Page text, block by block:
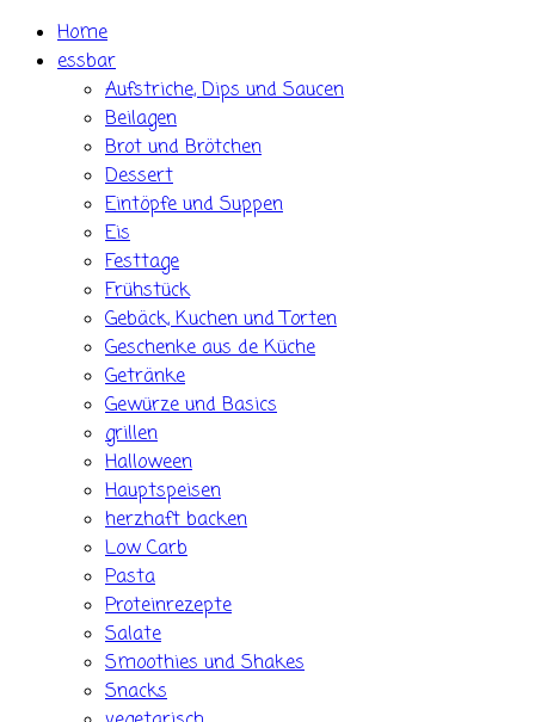
Skip Home
essbar
Aufstriche, Dips und Saucen
Beilagen
Brot und Brötchen
Dessert
Eintöpfe und Suppen
Eis
Festtage
Frühstück
Gebäck, Kuchen und Torten
Geschenke aus de Küche
Getränke
Gewürze und Basics
grillen
Halloween
Hauptspeisen
herzhaft backen
Low Carb
Pasta
Proteinrezepte
Salate
Smoothies und Shakes
Snacks